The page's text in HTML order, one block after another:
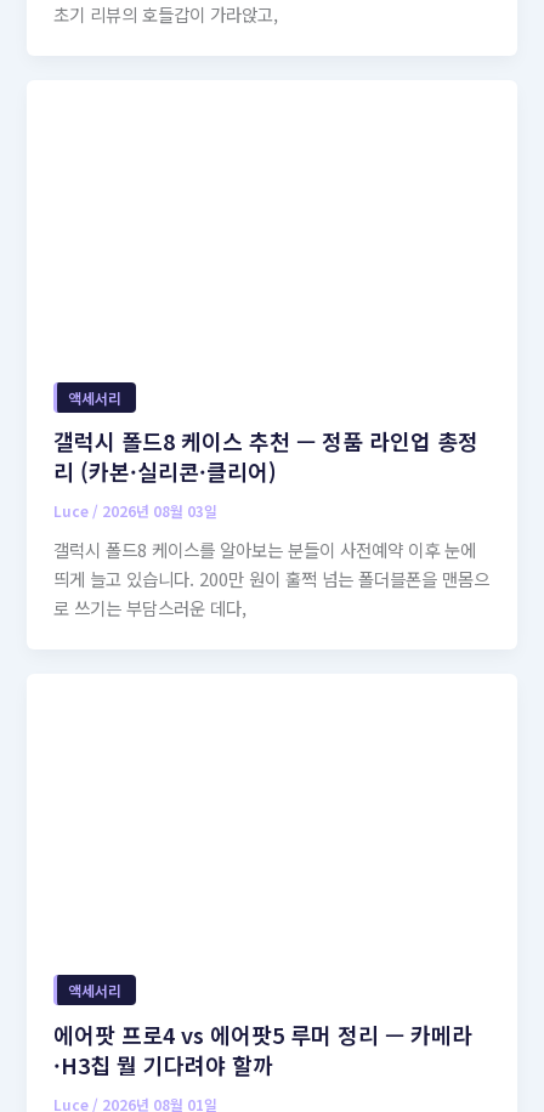
초기 리뷰의 호들갑이 가라앉고,
액세서리
갤럭시 폴드8 케이스 추천 — 정품 라인업 총정
리 (카본·실리콘·클리어)
Luce / 2026년 08월 03일
갤럭시 폴드8 케이스를 알아보는 분들이 사전예약 이후 눈에
띄게 늘고 있습니다. 200만 원이 훌쩍 넘는 폴더블폰을 맨몸으
로 쓰기는 부담스러운 데다,
액세서리
에어팟 프로4 vs 에어팟5 루머 정리 — 카메라
·H3칩 뭘 기다려야 할까
Luce / 2026년 08월 01일